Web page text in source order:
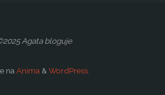
Agata bloguje
na Anima & WordPress.